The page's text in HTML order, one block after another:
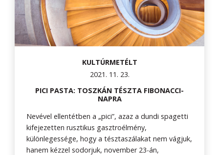
KULTÚRMETÉLT
2021. 11. 23.
PICI PASTA: TOSZKÁN TÉSZTA FIBONACCI-
NAPRA
Nevével ellentétben a „pici”, azaz a dundi spagetti
kifejezetten rusztikus gasztroélmény,
különlegessége, hogy a tésztaszálakat nem vágjuk,
hanem kézzel sodorjuk, november 23-án,